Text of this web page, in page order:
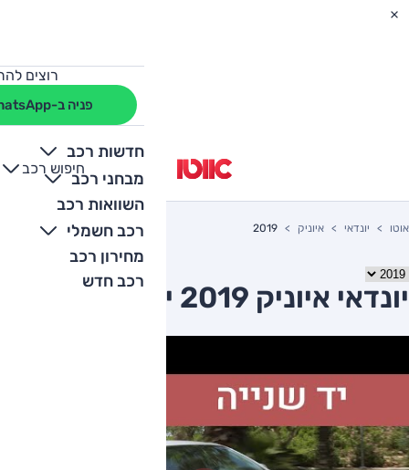
רוצים
פניה ב-WhatsApp
חדשות רכב
מבחני רכב
השוואות רכב
רכב חשמלי
מחירון רכב
רכב חדש
חיפוש רכב
+
-
אוטו יונדאי איוניק 2019
יונדאי איוניק 2019 יד שניה